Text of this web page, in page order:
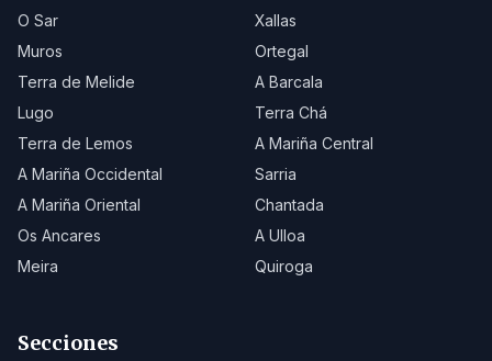
O Sar
Xallas
Muros
Ortegal
Terra de Melide
A Barcala
Lugo
Terra Chá
Terra de Lemos
A Mariña Central
A Mariña Occidental
Sarria
A Mariña Oriental
Chantada
Os Ancares
A Ulloa
Meira
Quiroga
Secciones